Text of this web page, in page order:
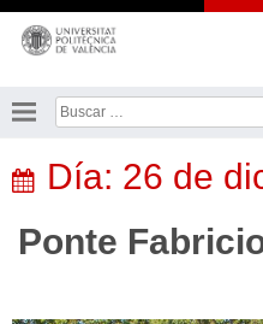
Saltar
contenido
Buscar:
Día: 26 de
Ponte